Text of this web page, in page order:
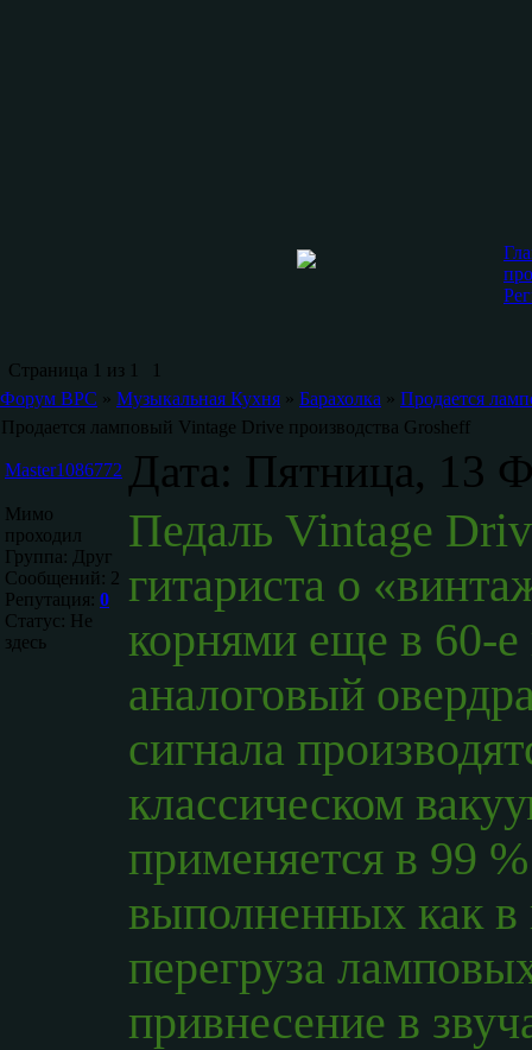
Страница 1 из 1
1
Форум ВРС » Музыкальная Кухня » Барахолка » Продается
Продается ламповый Vintage Drive производства Grosheff
Master1086772 Дата: Пятница, 13
Мимо
проходил
Группа: Друг
Сообщений: 2
Репутация: 0
Статус: Не
здесь
Педаль Vintage
гитариста о
корнями еще в 60-е
аналоговый
сигнала
классическом
применяется в 99
выполненных как в
перегруза
привнесение в